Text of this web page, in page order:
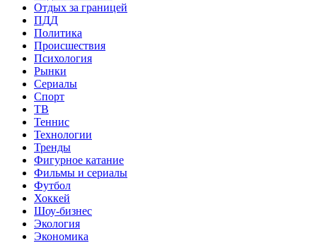
Отдых за границей
ПДД
Политика
Происшествия
Психология
Рынки
Сериалы
Спорт
ТВ
Теннис
Технологии
Тренды
Фигурное катание
Фильмы и сериалы
Футбол
Хоккей
Шоу-бизнес
Экология
Экономика